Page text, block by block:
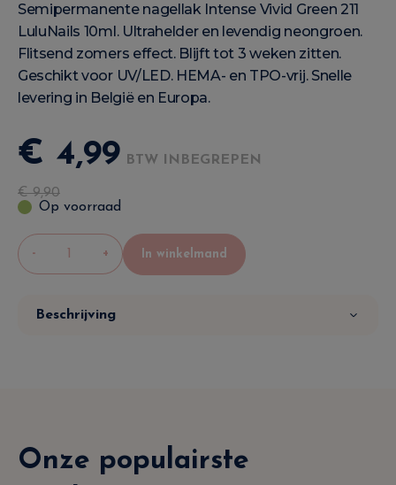
Semipermanente nagellak Intense Vivid Green 211
LuluNails 10ml. Ultrahelder en levendig neongroen.
Flitsend zomers effect. Blijft tot 3 weken zitten.
Geschikt voor UV/LED. HEMA- en TPO-vrij. Snelle
levering in België en Europa.
€ 4,99 BTW INBEGREPEN
€9,90
Op voorraad
- + In winkelmand
Beschrijving
Onze populairste